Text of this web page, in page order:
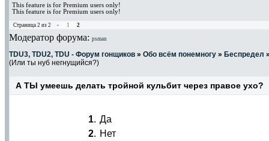
This feature is for Premium users only!
This feature is for Premium users only!
Страница 2 из 2 « 1 2
Модератор форума: psman
TDU3, TDU2, TDU - Форум гонщиков » Обо всём понемногу » Беспредел
(Или ты нуб негнущийся?)
А ТЫ умеешь делать тройной кульбит через правое ухо?
1. Да
2. Нет